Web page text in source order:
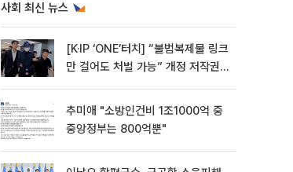
사회 최신 뉴스
[K·IP ‘ONE’터치] “불법복제물 링크
만 걸어도 처벌 가능” 개정 저작권
추미애 "소방인건비 1조1000억 중
중앙정부는 800억뿐"